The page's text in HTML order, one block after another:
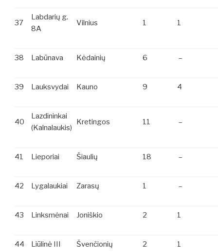
37
Labdarių g.
8A
Vilnius 1 1
38 Labūnava Kėdainių 6 –
39 Lauksvydai Kauno 9 4
40
Lazdininkai
(Kalnalaukis)
Kretingos 11 –
41 Lieporiai Šiaulių 18 –
42 Lygalaukiai Zarasų 1 –
43 Linksmėnai Joniškio 2 1
44 Liūlinė III Švenčionių 2 1